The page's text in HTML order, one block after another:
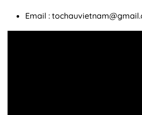
Email :